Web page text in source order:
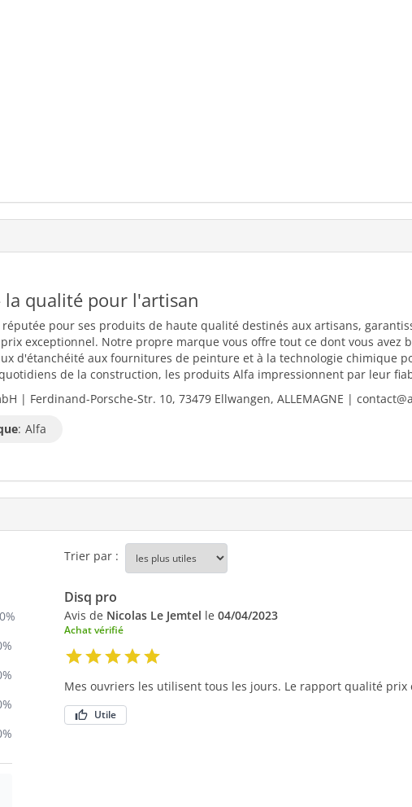
la qualité pour l'artisan
réputée pour ses produits de haute qualité destinés aux artisans,
exceptionnel. Notre propre marque vous offre tout ce dont vous avez
d'étanchéité aux fournitures de peinture et à la technologie chimique
de la construction, les produits Alfa impressionnent par leur
| Ferdinand-Porsche-Str. 10, 73479 Ellwangen, ALLEMAGNE |
: Alfa
Trier par :
Disq pro
Avis de Nicolas Le Jemtel le 04/04/2023
Achat vérifié
Mes ouvriers les utilisent tous les jours. Le rapport qualité prix
Utile